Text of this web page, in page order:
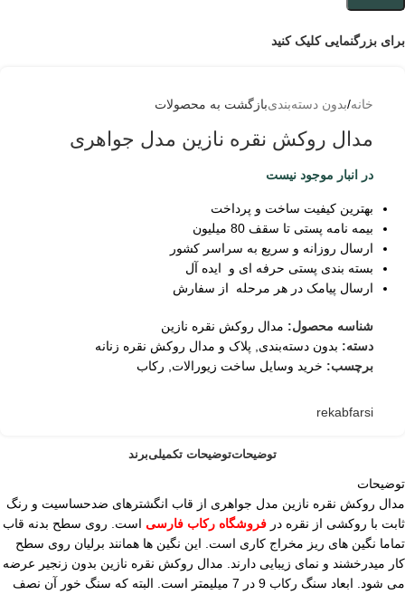
برای بزرگنمایی کلیک کنید
خانه/بدون دسته‌بندیبازگشت به محصولات
مدال روکش نقره نازین مدل جواهری
در انبار موجود نیست
بهترین کیفیت ساخت و پرداخت
بیمه نامه پستی تا سقف 80 میلیون
ارسال روزانه و سریع به سراسر کشور
بسته بندی پستی حرفه ای و ایده آل
ارسال پیامک در هر مرحله از سفارش
شناسه محصول: مدال روکش نقره نازین
دسته: بدون دسته‌بندی, پلاک و مدال روکش نقره زنانه
برچسب: خرید وسایل ساخت زیورالات, رکاب
rekabfarsi
توضیحاتتوضیحات تکمیلیبرند
توضیحات
مدال روکش نقره نازین مدل جواهری از قاب انگشترهای ضدحساسیت و رنگ
ثابت با روکشی از نقره در فروشگاه رکاب فارسی است. روی سطح بدنه قاب
تماما نگین های ریز مخراج کاری است. این نگین ها همانند برلیان روی سطح
کار میدرخشند و نمای زیبایی دارند. مدال روکش نقره نازین بدون زنجیر عرضه
می شود. ابعاد سنگ رکاب 9 در 7 میلیمتر است. البته که سنگ خور آن نصف